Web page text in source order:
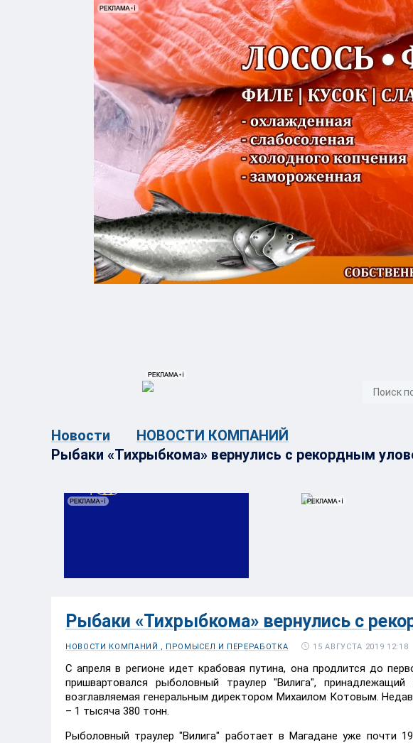
Новости
НОВОСТИ КОМПАНИЙ
Рыбаки «Тихрыбкома» вернулись с рекордным
Рыбаки «Тихрыбкома» вернулись с
НОВОСТИ КОМПАНИЙ , ПРОМЫСЕЛ И ПЕРЕРАБОТКА 15 АВГУСТА 2019 12:18
С апреля в регионе идет крабовая путина, она продлится до
пришвартовался рыболовный траулер "Вилига",
возглавляемая генеральным директором Михаилом Котовым.
– 1 тысяча 380 тонн.
Рыболовный траулер "Вилига" работает в Магадане уже почти